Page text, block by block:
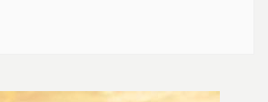
噸，成長到目前的404萬噸。如今政
業，當超過五成的石化產品外銷，
又是否可行？